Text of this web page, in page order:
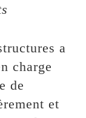
a
charge
de
et